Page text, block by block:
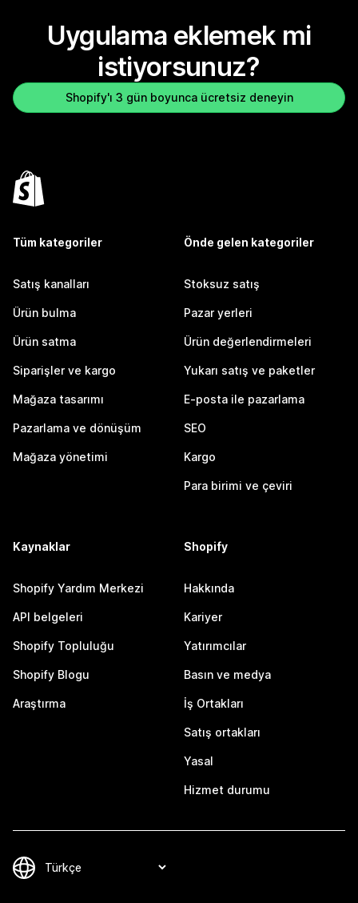
Uygulama eklemek mi
istiyorsunuz?
Shopify'ı 3 gün boyunca ücretsiz deneyin
Tüm kategoriler
Satış kanalları
Ürün bulma
Ürün satma
Siparişler ve kargo
Mağaza tasarımı
Pazarlama ve dönüşüm
Mağaza yönetimi
Önde gelen kategoriler
Stoksuz satış
Pazar yerleri
Ürün değerlendirmeleri
Yukarı satış ve paketler
E-posta ile pazarlama
SEO
Kargo
Para birimi ve çeviri
Kaynaklar
Shopify Yardım Merkezi
API belgeleri
Shopify Topluluğu
Shopify Blogu
Araştırma
Shopify
Hakkında
Kariyer
Yatırımcılar
Basın ve medya
İş Ortakları
Satış ortakları
Yasal
Hizmet durumu